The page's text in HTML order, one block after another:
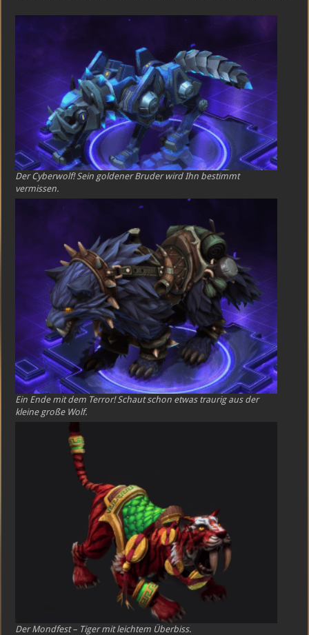
Der Cyberwolf! Sein goldener Bruder wird Ihn bestimmt
vermissen.
Ein Ende mit dem Terror! Schaut schon etwas traurig aus der
kleine große Wolf.
Der Mondfest – Tiger mit leichtem Überbiss.